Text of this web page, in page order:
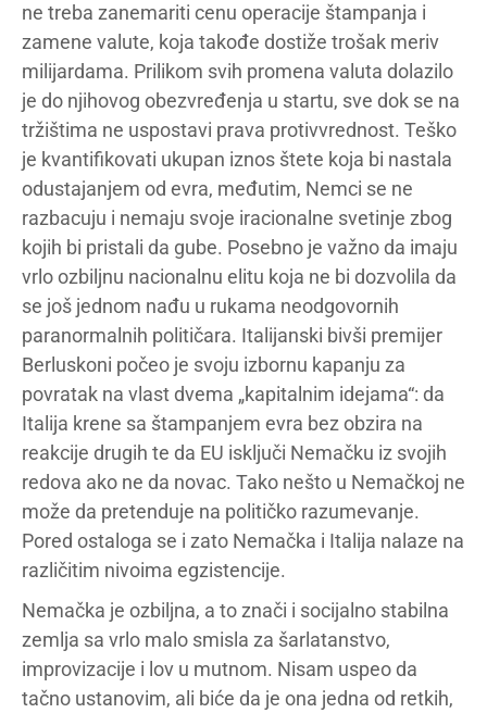
ne treba zanemariti cenu operacije štampanja i
zamene valute, koja takođe dostiže trošak meriv
milijardama. Prilikom svih promena valuta dolazilo
je do njihovog obezvređenja u startu, sve dok se na
tržištima ne uspostavi prava protivvrednost. Teško
je kvantifikovati ukupan iznos štete koja bi nastala
odustajanjem od evra, međutim, Nemci se ne
razbacuju i nemaju svoje iracionalne svetinje zbog
kojih bi pristali da gube. Posebno je važno da imaju
vrlo ozbiljnu nacionalnu elitu koja ne bi dozvolila da
se još jednom nađu u rukama neodgovornih
paranormalnih političara. Italijanski bivši premijer
Berluskoni počeo je svoju izbornu kapanju za
povratak na vlast dvema „kapitalnim idejama“: da
Italija krene sa štampanjem evra bez obzira na
reakcije drugih te da EU isključi Nemačku iz svojih
redova ako ne da novac. Tako nešto u Nemačkoj ne
može da pretenduje na političko razumevanje.
Pored ostaloga se i zato Nemačka i Italija nalaze na
različitim nivoima egzistencije.
Nemačka je ozbiljna, a to znači i socijalno stabilna
zemlja sa vrlo malo smisla za šarlatanstvo,
improvizacije i lov u mutnom. Nisam uspeo da
tačno ustanovim, ali biće da je ona jedna od retkih,